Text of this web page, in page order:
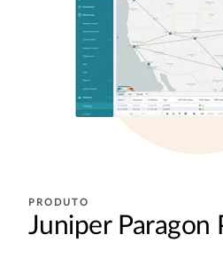
PRODUTO
Juniper Paragon